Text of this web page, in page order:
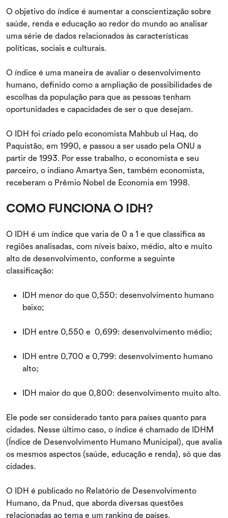
O objetivo do índice é aumentar a conscientização sobre
saúde, renda e educação ao redor do mundo ao analisar
uma série de dados relacionados às características
políticas, sociais e culturais.
O índice é uma maneira de avaliar o desenvolvimento
humano, definido como a ampliação de possibilidades de
escolhas da população para que as pessoas tenham
oportunidades e capacidades de ser o que desejam.
O IDH foi criado pelo economista Mahbub ul Haq, do
Paquistão, em 1990, e passou a ser usado pela ONU a
partir de 1993. Por esse trabalho, o economista e seu
parceiro, o indiano Amartya Sen, também economista,
receberam o Prêmio Nobel de Economia em 1998.
COMO FUNCIONA O IDH?
O IDH é um índice que varia de 0 a 1 e que classifica as
regiões analisadas, com níveis baixo, médio, alto e muito
alto de desenvolvimento, conforme a seguinte
classificação:
IDH menor do que 0,550: desenvolvimento humano
baixo;
IDH entre 0,550 e 0,699: desenvolvimento médio;
IDH entre 0,700 e 0,799: desenvolvimento humano
alto;
IDH maior do que 0,800: desenvolvimento muito alto.
Ele pode ser considerado tanto para países quanto para
cidades. Nesse último caso, o índice é chamado de IDHM
(Índice de Desenvolvimento Humano Municipal), que avalia
os mesmos aspectos (saúde, educação e renda), só que das
cidades.
O IDH é publicado no Relatório de Desenvolvimento
Humano, da Pnud, que aborda diversas questões
relacionadas ao tema e um ranking de países.